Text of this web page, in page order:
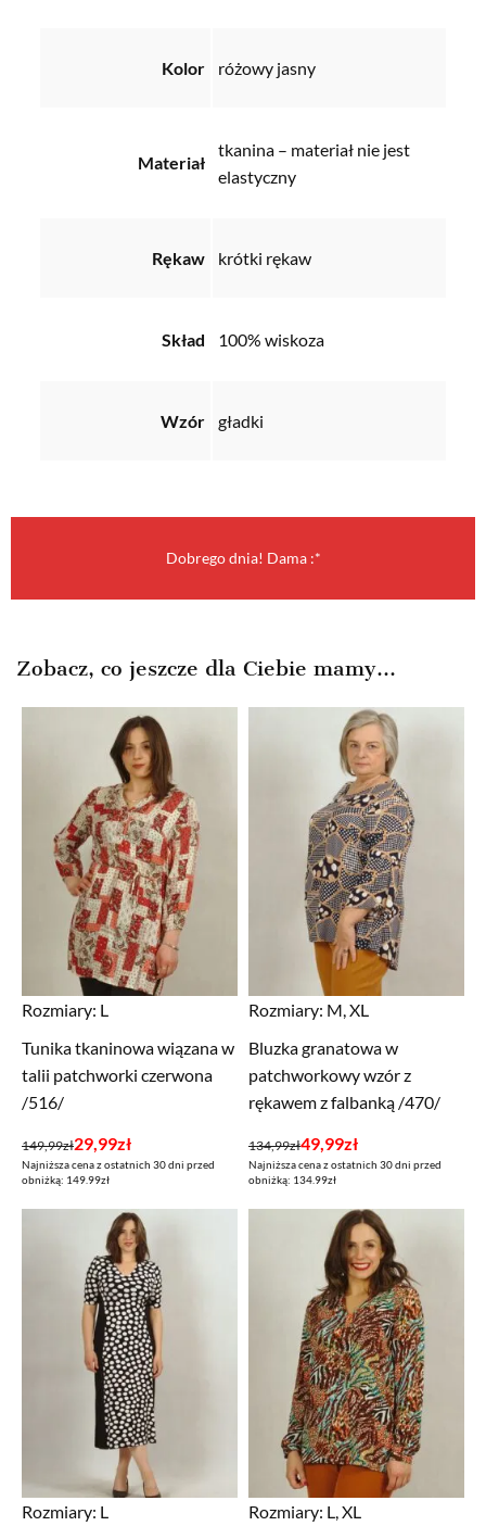
Kolor różowy jasny
Materiał
tkanina – materiał nie jest
elastyczny
Rękaw krótki rękaw
Skład 100% wiskoza
Wzór gładki
Dobrego dnia! Dama :*
Zobacz, co jeszcze dla Ciebie mamy...
Rozmiary: L
Tunika tkaninowa wiązana w
talii patchworki czerwona
/516/
149,99zł
Pierwotna
cena
29,99zł
Aktualna
cena
Najniższa cena z ostatnich 30 dni przed
obniżką: 149.99zł
Rozmiary: M, XL
Bluzka granatowa w
patchworkowy wzór z
rękawem z falbanką /470/
134,99zł
Pierwotna
cena
49,99zł
Aktualna
cena
Najniższa cena z ostatnich 30 dni przed
obniżką: 134.99zł
Rozmiary: L
Rozmiary: L, XL